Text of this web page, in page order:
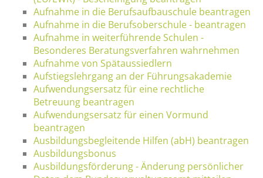
Aufnahme in die Berufsaufbauschule beantragen
Aufnahme in die Berufsoberschule - beantragen
Aufnahme in weiterführende Schulen -
Besonderes Beratungsverfahren wahrnehmen
Aufnahme von Spätaussiedlern
Aufstiegslehrgang an der Führungsakademie
Aufwendungsersatz für eine rechtliche
Betreuung beantragen
Aufwendungsersatz für einen Vormund
beantragen
Ausbildungsbegleitende Hilfen (abH) beantragen
Ausbildungsbonus
Ausbildungsförderung - Änderung persönlicher